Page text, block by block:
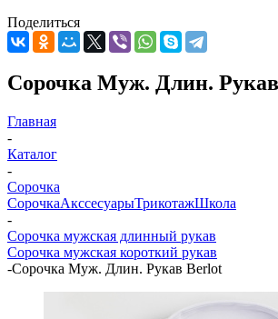
Поделиться
Сорочка Муж. Длин.
Главная
-
Каталог
-
Сорочка
СорочкаАкссесуарыТрикотажШкола
-
Сорочка мужская длинный рукав
Сорочка мужская короткий рукав
-Сорочка Муж. Длин. Рукав Berlot